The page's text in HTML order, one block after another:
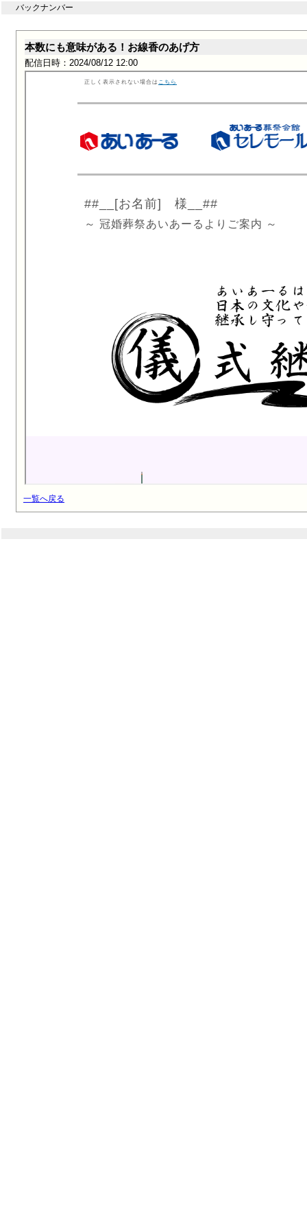
バックナンバー
本数にも意味がある！お線香のあげ方
配信日時：2024/08/12 12:00
一覧へ戻る